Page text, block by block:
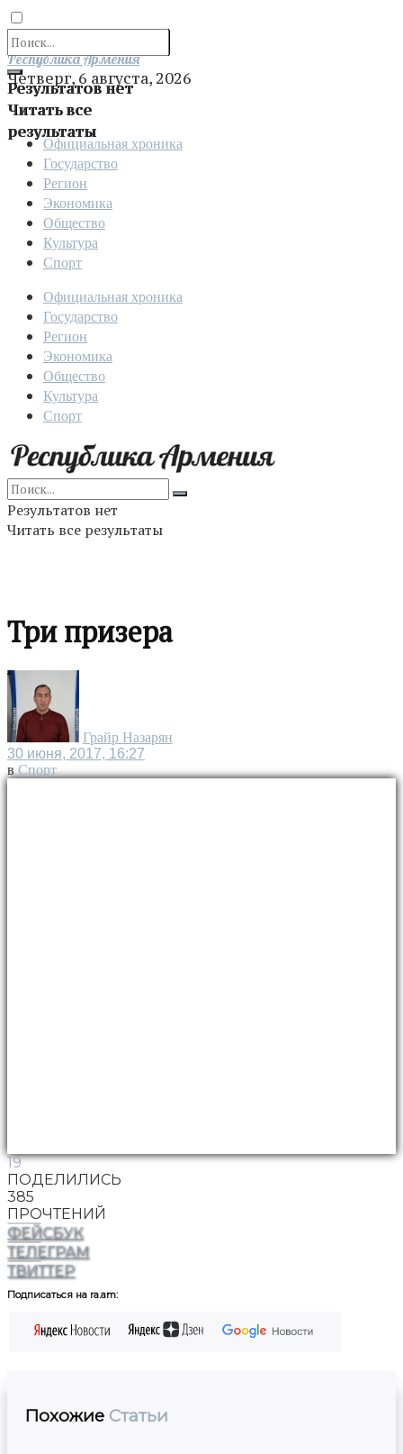
Результатов нет
Читать все
результаты
Отправить
Республика Армения
Четверг, 6 августа, 2026
Официальная хроника
Государство
Регион
Экономика
Общество
Культура
Спорт
Официальная хроника
Государство
Регион
Экономика
Общество
Культура
Спорт
Результатов нет
Читать все результаты
Три призера
Грайр Назарян
30 июня, 2017, 16:27
в Спорт
19
ПОДЕЛИЛИСЬ
385
ПРОЧТЕНИЙ
ФЕЙСБУК
ТЕЛЕГРАМ
ТВИТТЕР
Подписаться на ra.am:
Похожие Статьи